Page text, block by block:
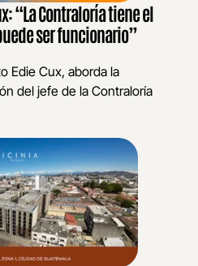
“La Contraloría tiene el
ser funcionario”
Edie Cux, aborda la
del jefe de la Contraloría